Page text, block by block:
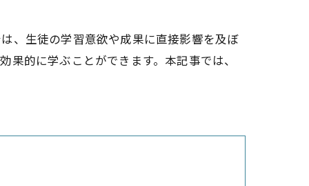
、生徒の学習意欲や成果に直接影響を及ぼ
的に学ぶことができます。本記事では、